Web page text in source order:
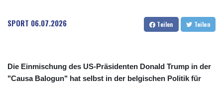
Schwimm-EM: Halbisch winkt und springt zu Bronze
SPORT 06.07.2026 Teilen Teilen
Die Einmischung des US-Präsidenten Donald Trump in der
"Causa Balogun" hat selbst in der belgischen Politik für